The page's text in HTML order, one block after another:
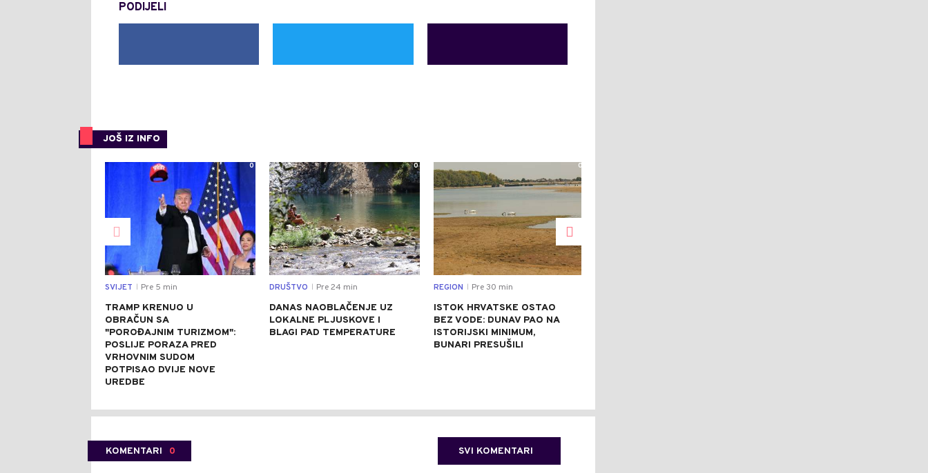
PODIJELI
JOŠ IZ INFO
0
SVIJET Pre 5 min
TRAMP KRENUO U
OBRAČUN SA
"POROĐAJNIM TURIZMOM":
POSLIJE PORAZA PRED
VRHOVNIM SUDOM
POTPISAO DVIJE NOVE
UREDBE
0
DRUŠTVO Pre 24 min
DANAS NAOBLAČENJE UZ
LOKALNE PLJUSKOVE I
BLAGI PAD TEMPERATURE
0
REGION Pre 30 min
ISTOK HRVATSKE OSTAO
BEZ VODE: DUNAV PAO NA
ISTORIJSKI MINIMUM,
BUNARI PRESUŠILI
KOMENTARI 0 SVI KOMENTARI